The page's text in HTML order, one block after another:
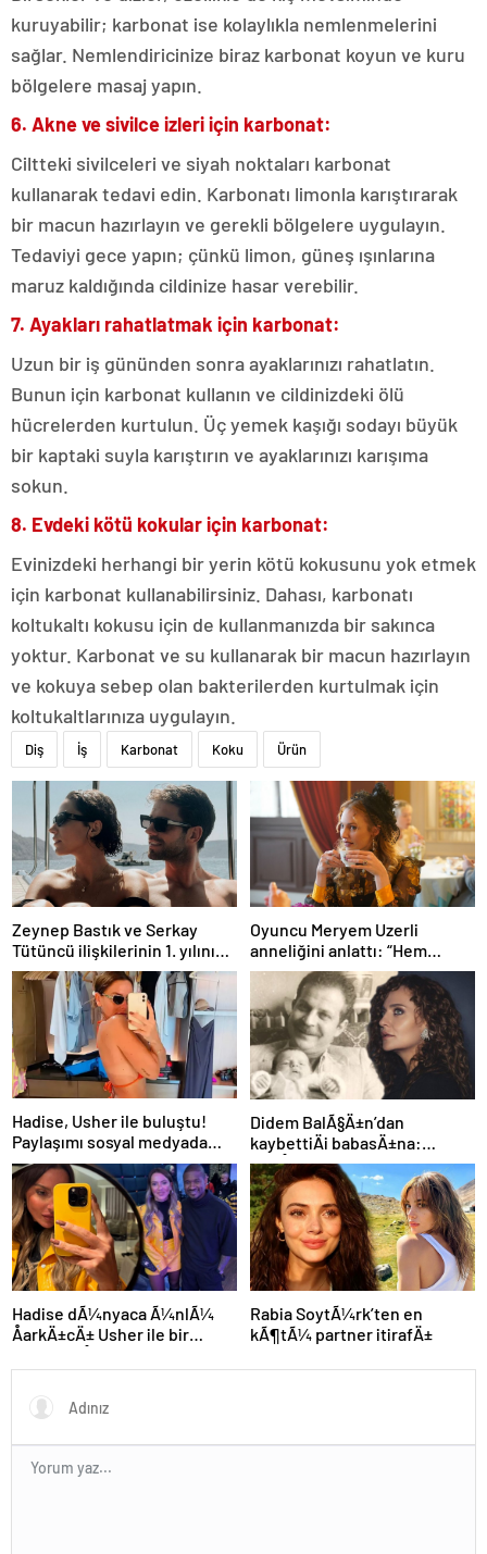
kuruyabilir; karbonat ise kolaylıkla nemlenmelerini
sağlar. Nemlendiricinize biraz karbonat koyun ve kuru
bölgelere masaj yapın.
6. Akne ve sivilce izleri için karbonat:
Ciltteki sivilceleri ve siyah noktaları karbonat
kullanarak tedavi edin. Karbonatı limonla karıştırarak
bir macun hazırlayın ve gerekli bölgelere uygulayın.
Tedaviyi gece yapın; çünkü limon, güneş ışınlarına
maruz kaldığında cildinize hasar verebilir.
7. Ayakları rahatlatmak için karbonat:
Uzun bir iş gününden sonra ayaklarınızı rahatlatın.
Bunun için karbonat kullanın ve cildinizdeki ölü
hücrelerden kurtulun. Üç yemek kaşığı sodayı büyük
bir kaptaki suyla karıştırın ve ayaklarınızı karışıma
sokun.
8. Evdeki kötü kokular için karbonat:
Evinizdeki herhangi bir yerin kötü kokusunu yok etmek
için karbonat kullanabilirsiniz. Dahası, karbonatı
koltukaltı kokusu için de kullanmanızda bir sakınca
yoktur. Karbonat ve su kullanarak bir macun hazırlayın
ve kokuya sebep olan bakterilerden kurtulmak için
koltukaltlarınıza uygulayın.
Diş İş Karbonat Koku Ürün
Zeynep Bastık ve Serkay
Tütüncü ilişkilerinin 1. yılını
kutladı
Oyuncu Meryem Uzerli
anneliğini anlattı: “Hem
disiplinli hem rahatım”
Hadise, Usher ile buluştu!
Paylaşımı sosyal medyada
gündem oldu
Didem BalÃ§Ä±n’dan
kaybettiÄi babasÄ±na:
GidiÅler hep Ã§ok erken
Hadise dÃ¼nyaca Ã¼nlÃ¼
ÅarkÄ±cÄ± Usher ile bir
Rabia SoytÃ¼rk’ten en
kÃ¶tÃ¼ partner itirafÄ±